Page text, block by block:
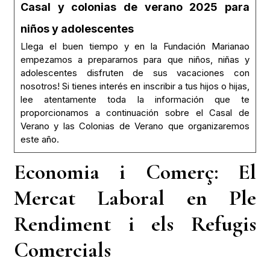
Casal y colonias de verano 2025 para
niños y adolescentes
Llega el buen tiempo y en la Fundación Marianao
empezamos a prepararnos para que niños, niñas y
adolescentes disfruten de sus vacaciones con
nosotros! Si tienes interés en inscribir a tus hijos o hijas,
lee atentamente toda la información que te
proporcionamos a continuación sobre el Casal de
Verano y las Colonias de Verano que organizaremos
este año.
Economia i Comerç: El
Mercat Laboral en Ple
Rendiment i els Refugis
Comercials